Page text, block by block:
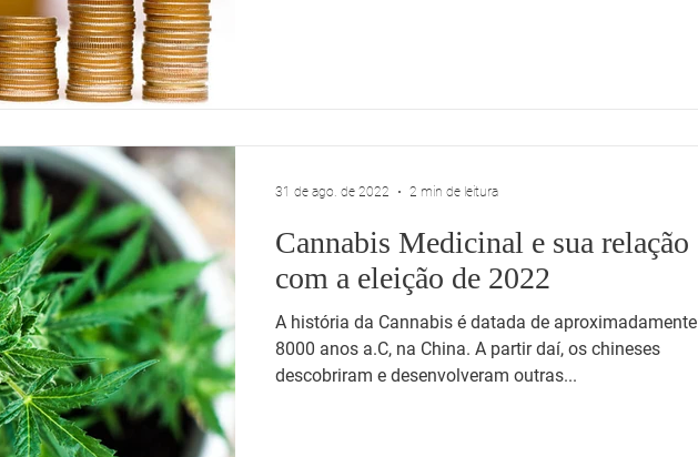
Cannabis Medicinal e sua relação
com a eleição de 2022
A história da Cannabis é datada de aproximadamente
8000 anos a.C, na China. A partir daí, os chineses
descobriram e desenvolveram outras...
31 de ago. de 2022 2 min de leitura